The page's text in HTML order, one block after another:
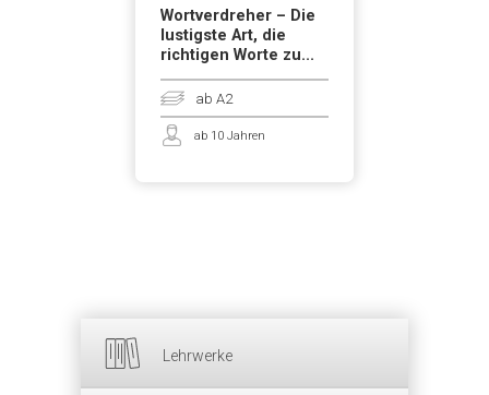
Lehrwerke
Wortverdreher – Die
lustigste Art, die
richtigen Worte zu...
ab A2
ab 10 Jahren